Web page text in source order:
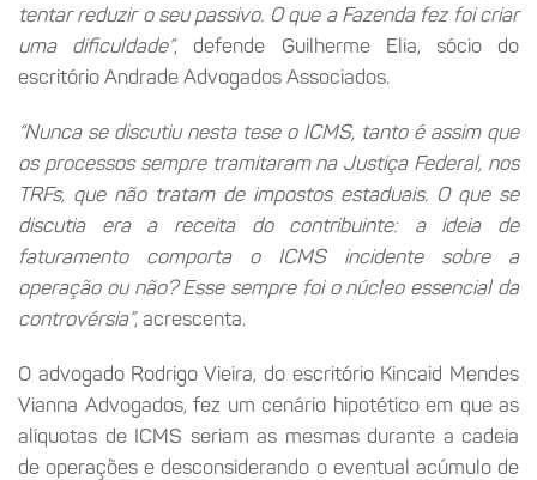
tentar reduzir o seu passivo. O que a Fazenda fez foi criar
uma dificuldade”, defende Guilherme Elia, sócio do
escritório Andrade Advogados Associados.
“Nunca se discutiu nesta tese o ICMS, tanto é assim que
os processos sempre tramitaram na Justiça Federal, nos
TRFs, que não tratam de impostos estaduais. O que se
discutia era a receita do contribuinte: a ideia de
faturamento comporta o ICMS incidente sobre a
operação ou não? Esse sempre foi o núcleo essencial da
controvérsia”, acrescenta.
O advogado Rodrigo Vieira, do escritório Kincaid Mendes
Vianna Advogados, fez um cenário hipotético em que as
alíquotas de ICMS seriam as mesmas durante a cadeia
de operações e desconsiderando o eventual acúmulo de